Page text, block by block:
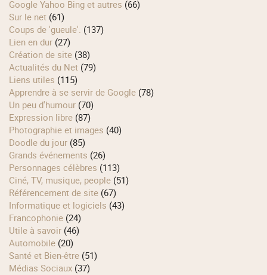
Google Yahoo Bing et autres (66)
Sur le net (61)
Coups de 'gueule'. (137)
Lien en dur (27)
Création de site (38)
Actualités du Net (79)
Liens utiles (115)
Apprendre à se servir de Google (78)
Un peu d'humour (70)
Expression libre (87)
Photographie et images (40)
Doodle du jour (85)
Grands événements (26)
Personnages célèbres (113)
Ciné, TV, musique, people (51)
Référencement de site (67)
Informatique et logiciels (43)
Francophonie (24)
Utile à savoir (46)
Automobile (20)
Santé et Bien-être (51)
Médias Sociaux (37)